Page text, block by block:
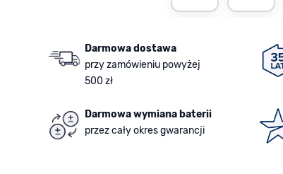
Darmowa dostawa
przy zamówieniu powyżej
500 zł
Darmowa wymiana baterii
przez cały okres gwarancji